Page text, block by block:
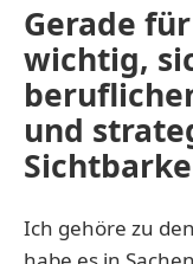
Gerade
wichtig,
und
Ich gehöre zu